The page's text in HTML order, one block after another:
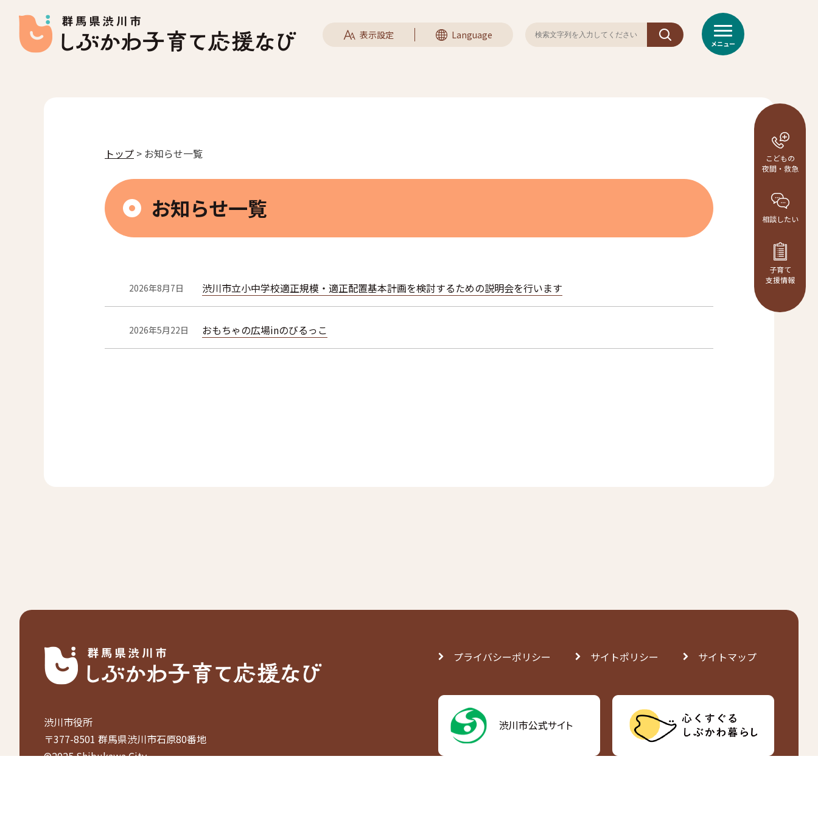
表示設定 Language
メニュー
トップ > お知らせ一覧
お知らせ一覧
2026年8月7日 渋川市立小中学校適正規模・適正配置基本計画を検討するための説明会を行います
2026年5月22日 おもちゃの広場inのびるっこ
渋川市役所
〒377-8501 群馬県渋川市石原80番地
©2025 Shibukawa City
プライバシーポリシー サイトポリシー サイトマップ
こどもの
夜間・救急
相談したい
子育て
支援情報